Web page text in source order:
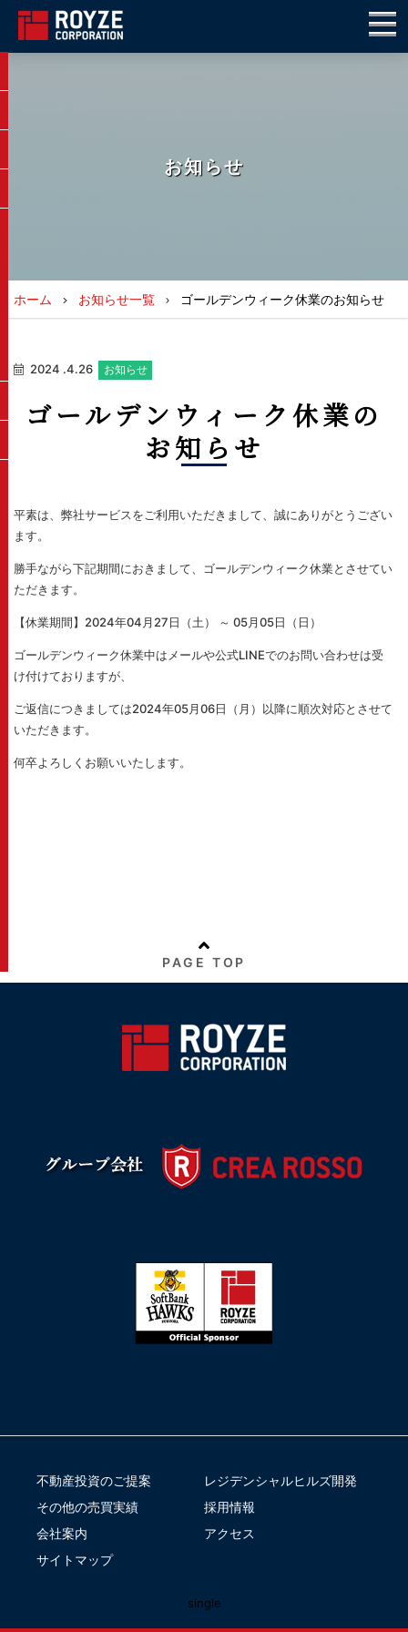
お知らせ
ホーム お知らせ一覧 ゴールデンウィーク休業のお知らせ
2024 .4.26 お知らせ
ゴールデンウィーク休業の
お知らせ
平素は、弊社サービスをご利用いただきまして、誠にありがとうござい
ます。
勝手ながら下記期間におきまして、ゴールデンウィーク休業とさせてい
ただきます。
【休業期間】2024年04月27日（土） ～ 05月05日（日）
ゴールデンウィーク休業中はメールや公式LINEでのお問い合わせは受
け付けておりますが、
ご返信につきましては2024年05月06日（月）以降に順次対応とさせて
いただきます。
何卒よろしくお願いいたします。
PAGE TOP
不動産投資のご提案
レジデンシャルヒルズ開発
その他の売買実績
採用情報
会社案内
アクセス
サイトマップ
single